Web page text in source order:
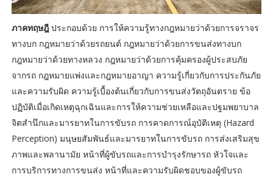
ภาคทฤษฎีประกอบด้วย การให้ความรู้ทางกฎหมายว่าด้วยการจราจร
ทางบก กฎหมายว่าด้วยรถยนต์ กฎหมายว่าด้วยการขนส่งทางบก
กฎหมายว่าด้วยทางหลวง กฎหมายว่าด้วยการคุ้มครองผู้ประสบภัย
จากรถ กฎหมายแพ่งและกฎหมายอาญา ความรู้เกี่ยวกับการประกันภัย
และความรับผิด ความรู้เบื้องต้นเกี่ยวกับการขนส่งวัตถุอันตราย ข้อ
ปฏิบัติเมื่อเกิดเหตุฉุกเฉินและการให้ความช่วยเหลือและปฐมพยาบาล
จิตสำนึกและมารยาทในการขับรถ การคาดการณ์อุบัติเหตุ (Hazard
Perception) มนุษยสัมพันธ์และมารยาทในการขับรถ การส่งเสริมสุข
ภาพและพลานามัย หน้าที่ผู้ขับรถและการบำรุงรักษารถ หัวใจและ
การบริการทางการขนส่ง หน้าที่และความรับผิดชอบของผู้ขับรถ